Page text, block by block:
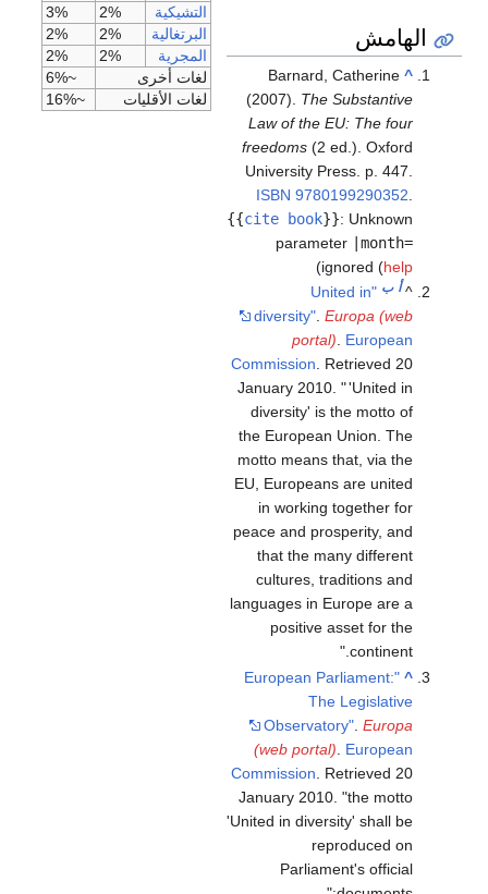
التشيكية
2%
3%
البرتغالية
2%
2%
المجرية
2%
2%
لغات أخرى
~6%
لغات الأقليات
~16%
الهامش
^
Barnard, Catherine
(2007). The Substantive
Law of the EU: The four
freedoms (2 ed.). Oxford
University Press. p. 447.
ISBN 9780199290352
{{cite book}}: Unknown
parameter
|month=
ignored (help
)
^أ ب
"United in
diversity" .Europa (web
portal)
European
Commission . Retrieved 20
January 2010 . 'United in
diversity' is the motto of
the European Union. The
motto means that, via the
EU, Europeans are united
in working together for
peace and prosperity, and
that the many different
cultures, traditions and
languages in Europe are a
positive asset for the
continent.
^
"European Parliament:
The Legislative
Observatory" .Europa
(web portal)
European
Commission . Retrieved 20
January 2010 . the motto
'United in diversity' shall be
reproduced on
Parliament's official